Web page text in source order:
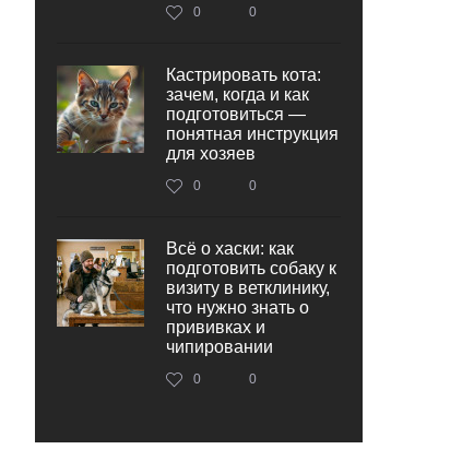
0 0
Кастрировать кота:
зачем, когда и как
подготовиться —
понятная инструкция
для хозяев
0 0
Всё о хаски: как
подготовить собаку к
визиту в ветклинику,
что нужно знать о
прививках и
чипировании
0 0